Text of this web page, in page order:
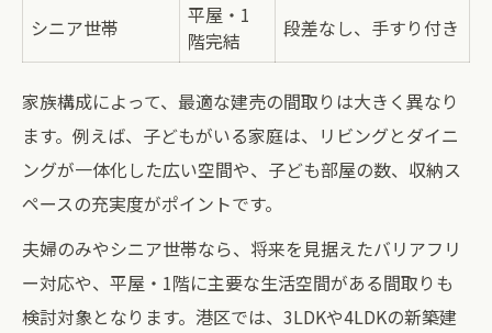
シニア世帯
平屋・1
階完結
段差なし、手すり付き
家族構成によって、最適な建売の間取りは大きく異なり
ます。例えば、子どもがいる家庭は、リビングとダイニ
ングが一体化した広い空間や、子ども部屋の数、収納ス
ペースの充実度がポイントです。
夫婦のみやシニア世帯なら、将来を見据えたバリアフリ
ー対応や、平屋・1階に主要な生活空間がある間取りも
検討対象となります。港区では、3LDKや4LDKの新築建